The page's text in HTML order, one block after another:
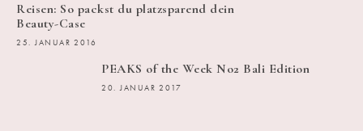
Reisen: So packst du platzsparend dein
Beauty-Case
25. JANUAR 2016
PEAKS of the Week No2 Bali Edition
20. JANUAR 2017